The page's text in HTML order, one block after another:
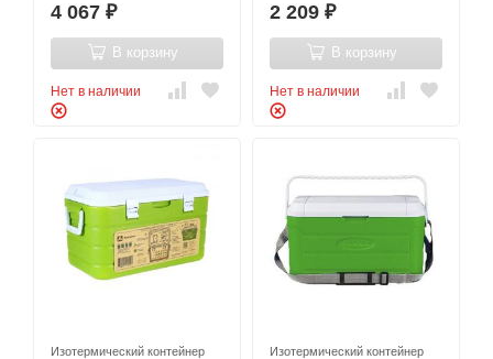
4 067 ₽
В корзину
Нет в наличии
2 209 ₽
В корзину
Нет в наличии
Изотермический контейнер
Изотермический контейнер